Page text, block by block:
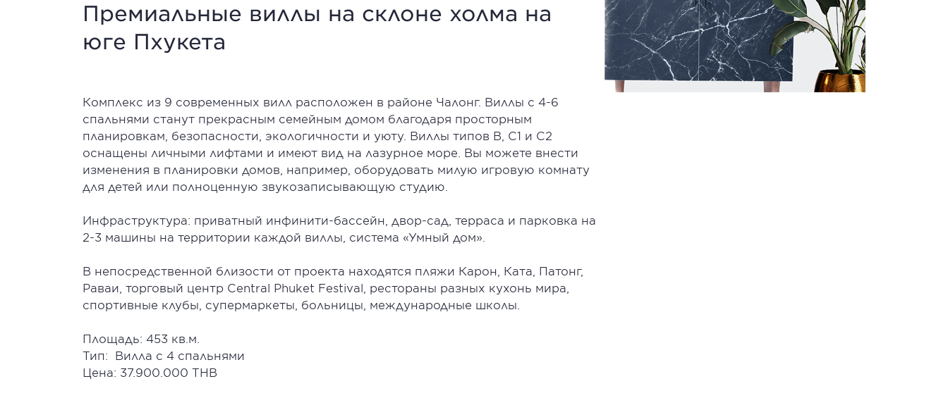
Премиальные виллы на склоне холма на
юге Пхукета
Комплекс из 9 современных вилл расположен в районе Чалонг. Виллы с 4-6
спальнями станут прекрасным семейным домом благодаря просторным
планировкам, безопасности, экологичности и уюту. Виллы типов B, C1 и C2
оснащены личными лифтами и имеют вид на лазурное море. Вы можете внести
изменения в планировки домов, например, оборудовать милую игровую комнату
для детей или полноценную звукозаписывающую студию.
Инфраструктура: приватный инфинити-бассейн, двор-сад, терраса и парковка на
2-3 машины на территории каждой виллы, система «Умный дом».
В непосредственной близости от проекта находятся пляжи Карон, Ката, Патонг,
Раваи, торговый центр Central Phuket Festival, рестораны разных кухонь мира,
спортивные клубы, супермаркеты, больницы, международные школы.
Площадь: 453 кв.м.
Тип: Вилла с 4 спальнями
Цена: 37.900.000 THB